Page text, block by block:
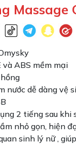
Massage
và ABS mềm mại
nước dễ dàng vệ
2 tiếng sau khi
nhỏ gọn, hiện
sinh lý nữ ,